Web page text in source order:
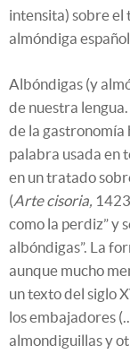
intensita) sobre el
almóndiga
Albóndigas (y
de nuestra
de la gastronomía
palabra usada en
en un tratado
(Arte cisoria,
como la perdiz” y
albóndigas”. La
aunque mucho
un texto del siglo
los embajadores
almondiguillas y